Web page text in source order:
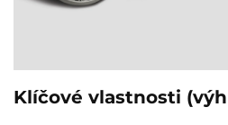
Klíčové vlastnosti